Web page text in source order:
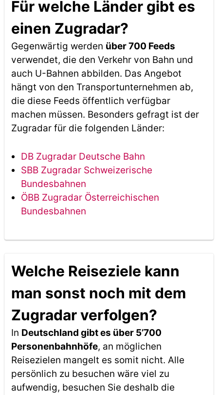
Für welche Länder gibt es
einen Zugradar?
Gegenwärtig werden über 700 Feeds
verwendet, die den Verkehr von Bahn und
auch U-Bahnen abbilden. Das Angebot
hängt von den Transportunternehmen ab,
die diese Feeds öffentlich verfügbar
machen müssen. Besonders gefragt ist der
Zugradar für die folgenden Länder:
DB Zugradar Deutsche Bahn
SBB Zugradar Schweizerische
Bundesbahnen
ÖBB Zugradar Österreichischen
Bundesbahnen
Welche Reiseziele kann
man sonst noch mit dem
Zugradar verfolgen?
In Deutschland gibt es über 5’700
Personenbahnhöfe, an möglichen
Reisezielen mangelt es somit nicht. Alle
persönlich zu besuchen wäre viel zu
aufwendig, besuchen Sie deshalb die